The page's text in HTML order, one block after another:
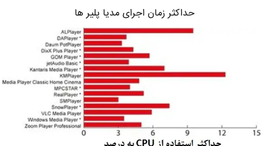
حداکثر زمان اجرای مدیا پلیر ها